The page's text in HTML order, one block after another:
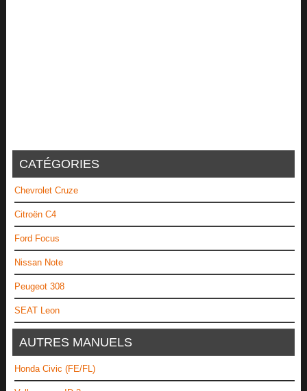
CATÉGORIES
Chevrolet Cruze
Citroën C4
Ford Focus
Nissan Note
Peugeot 308
SEAT Leon
AUTRES MANUELS
Honda Civic (FE/FL)